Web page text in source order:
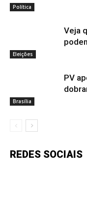
Política
Eleições
Veja
Brasília
PV
REDES SOCIAIS